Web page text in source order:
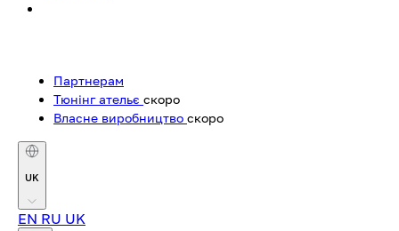
Партнерам
Тюнінг ательє скоро
Власне виробництво скоро
UK
EN RU UK